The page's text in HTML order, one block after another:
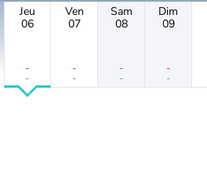
Jeu
06
-
-
Ven
07
-
-
Sam
08
-
-
Dim
09
-
-